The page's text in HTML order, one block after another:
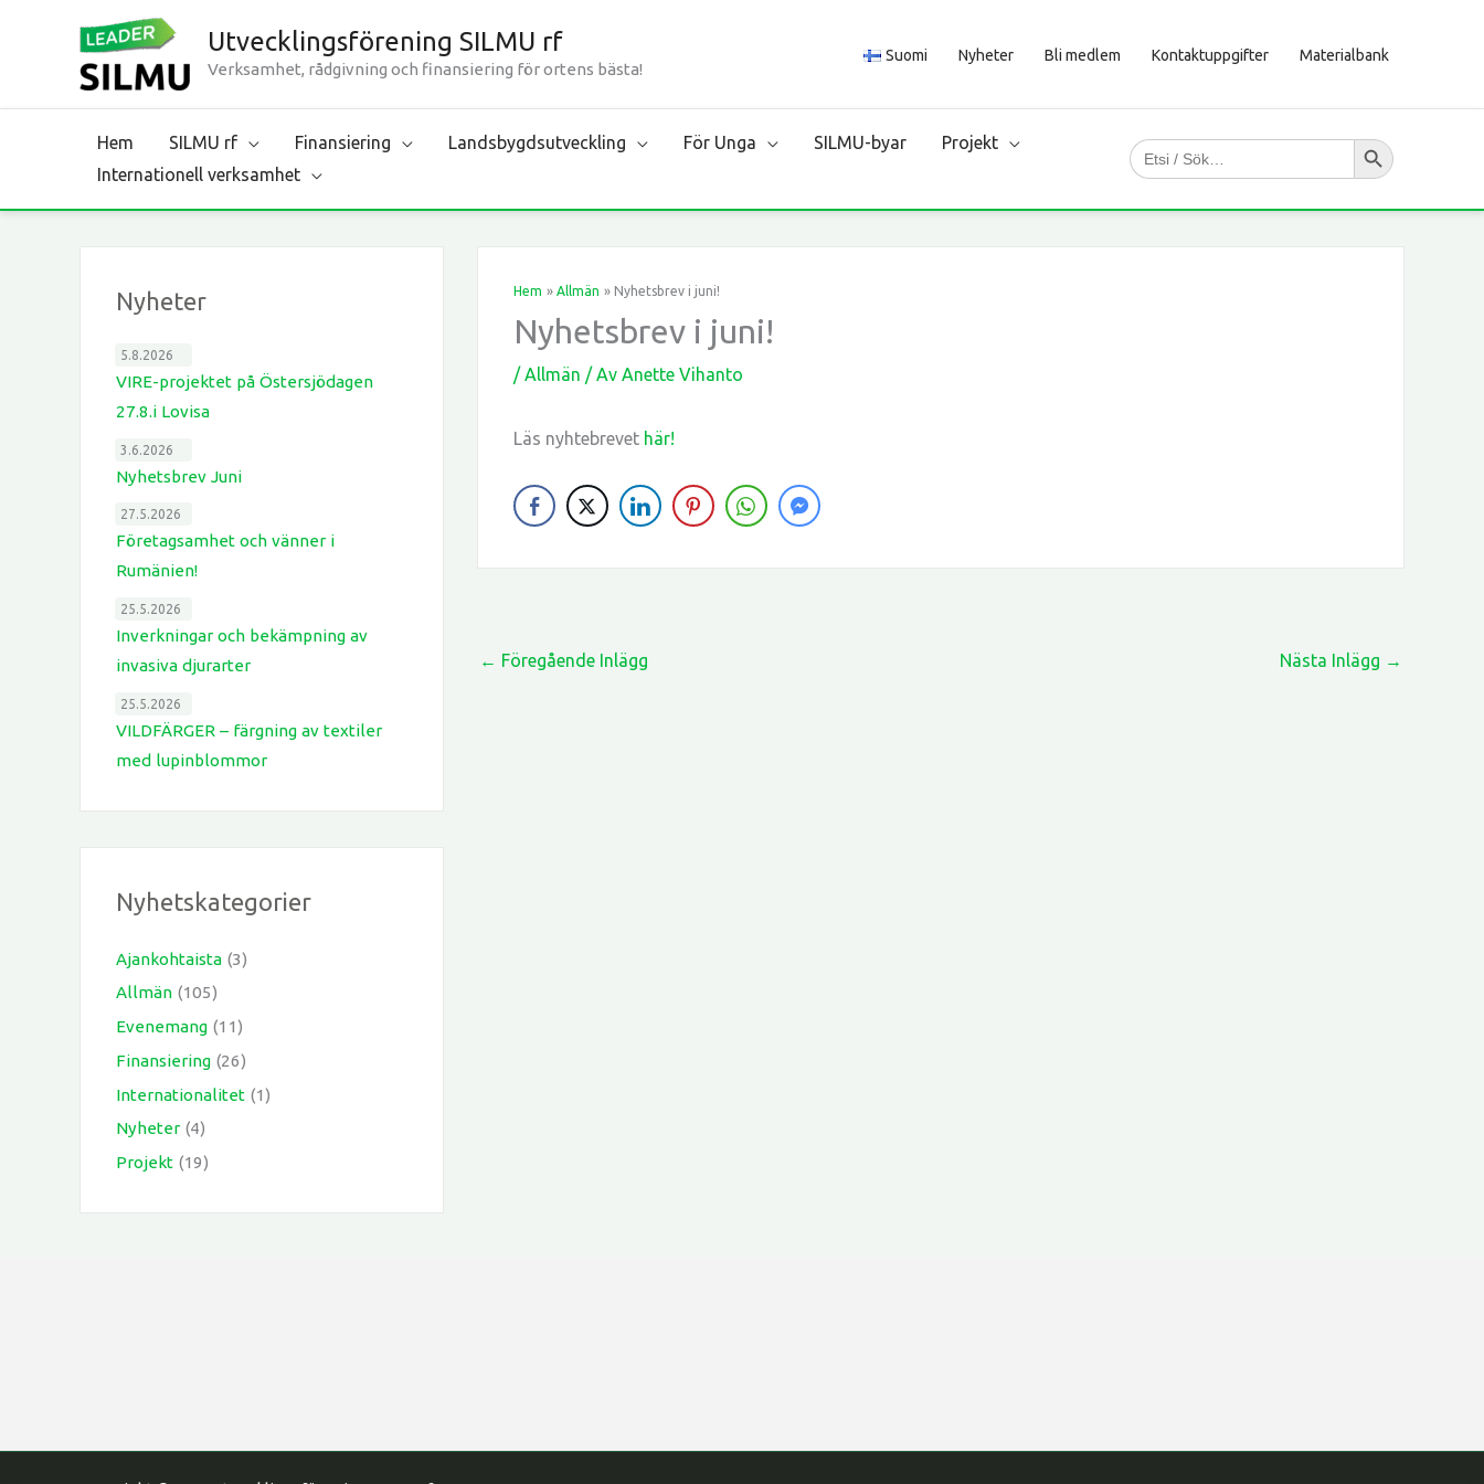
Utvecklingsförening SILMU rf
Verksamhet, rådgivning och finansiering för ortens bästa!
Suomi Nyheter Bli medlem Kontaktuppgifter Materialbank
Hem SILMU rf Finansiering Landsbygdsutveckling För Unga SILMU-byar
Projekt
Internationell verksamhet
Sök
efter:
Sökknapp
Nyheter
VIRE-projektet på Östersjödagen
27.8.i Lovisa
5.8.2026
Nyhetsbrev Juni
3.6.2026
Företagsamhet och vänner i
Rumänien!
27.5.2026
Inverkningar och bekämpning av
invasiva djurarter
25.5.2026
VILDFÄRGER – färgning av textiler
med lupinblommor
25.5.2026
Nyhetskategorier
Ajankohtaista (3)
Allmän (105)
Evenemang (11)
Finansiering (26)
Internationalitet (1)
Nyheter(4)
Projekt (19)
Hem Allmän Nyhetsbrev i juni!
Nyhetsbrev i juni!
/Allmän / Av Anette Vihanto
Läs nyhtebrevet här!
← Föregående Inlägg Nästa Inlägg →